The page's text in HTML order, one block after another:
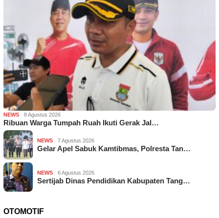
NEWS 8 Agustus 2026
Ribuan Warga Tumpah Ruah Ikuti Gerak Jal…
NEWS 7 Agustus 2026
Gelar Apel Sabuk Kamtibmas, Polresta Tan…
NEWS 6 Agustus 2026
Sertijab Dinas Pendidikan Kabupaten Tang…
OTOMOTIF